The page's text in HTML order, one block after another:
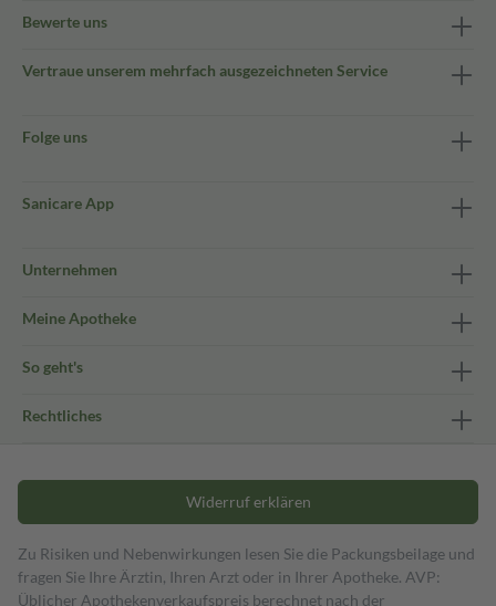
Bewerte uns
Vertraue unserem mehrfach ausgezeichneten Service
Folge uns
Sanicare App
Unternehmen
Meine Apotheke
So geht's
Rechtliches
Widerruf erklären
Zu Risiken und Nebenwirkungen lesen Sie die Packungsbeilage und
fragen Sie Ihre Ärztin, Ihren Arzt oder in Ihrer Apotheke. AVP:
Üblicher Apothekenverkaufspreis berechnet nach der